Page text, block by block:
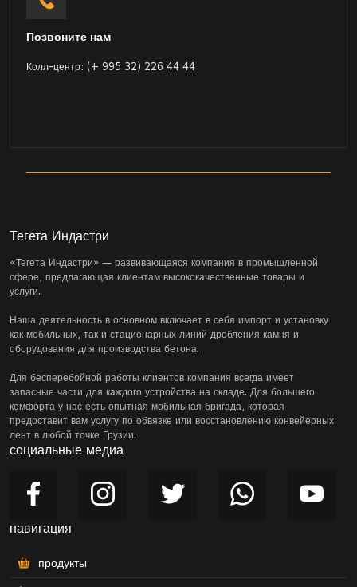
Позвоните нам
Колл-центр: (+ 995 32) 226 44 44
Тегета Индастри
«Тегета Индастри» — развивающаяся компания в промышленной
сфере, предлагающая клиентам высококачественные товары и
услуги.
Наша деятельность в основном включает в себя импорт и установку
как мобильных, так и стационарных линий дробления камня и
оборудования для производства бетона.
Для бесперебойной работы клиентов компания всегда имеет
запасные части для каждого устройства на складе. Для большего
комфорта у нас есть опытная мобильная бригада, которая
предоставит вам услугу по обвязке или восстановлению конвейерных
лент в любой точке Грузии.
социальные медиа
навигация
продукты